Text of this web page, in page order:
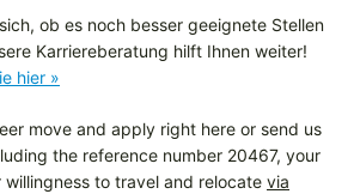
ob es noch besser geeignete Stellen
Karriereberatung hilft Ihnen weiter!
hier »
move and apply right here or send us
the reference number 20467, your
to travel and relocate via